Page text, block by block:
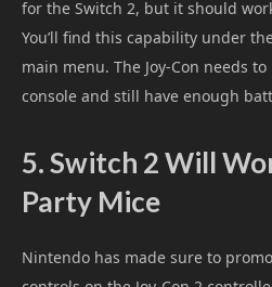
for the Switch 2, but it should
You’ll find this capability under
main menu. The Joy-Con needs
console and still have enough
5. Switch 2 Will
Party Mice
Nintendo has made sure to